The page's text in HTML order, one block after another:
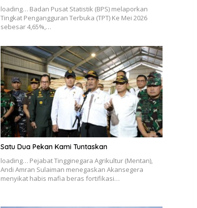
loading… Badan Pusat Statistik (BPS) melaporkan
Tingkat Pengangguran Terbuka (TPT) Ke Mei 2026
sebesar 4,65%,…
Satu Dua Pekan Kami Tuntaskan
loading… Pejabat Tingginegara Agrikultur (Mentan),
Andi Amran Sulaiman menegaskan Akansegera
menyikat habis mafia beras fortifikasi…